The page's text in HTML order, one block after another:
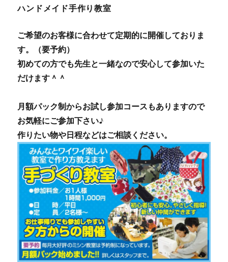
ハンドメイド手作り教室
ご希望のお客様に合わせて定期的に開催しておりま
す。（要予約）
初めての方でも先生と一緒なので安心して参加いた
だけます＾＾
月額パック制からお試し参加コースもありますので
お気軽にご参加下さい♪
作りたい物や日程などはご相談ください。